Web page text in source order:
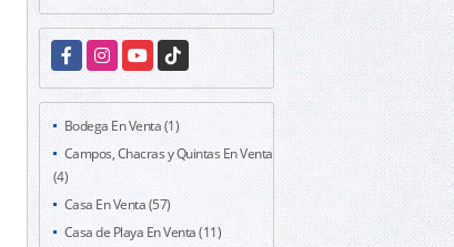
FacebookInstagramYouTubeTikTok
Bodega En Venta (1)
Campos, Chacras y Quintas En Venta
(4)
Casa En Venta (57)
Casa de Playa En Venta (11)